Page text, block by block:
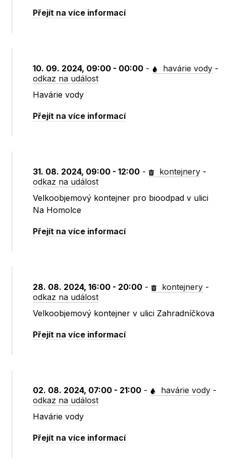
Přejít na více informací
10. 09. 2024, 09:00 - 00:00 - havárie vody -
odkaz na událost
Havárie vody
Přejít na více informací
31. 08. 2024, 09:00 - 12:00 - kontejnery -
odkaz na událost
Velkoobjemový kontejner pro bioodpad v ulici
Na Homolce
Přejít na více informací
28. 08. 2024, 16:00 - 20:00 - kontejnery -
odkaz na událost
Velkoobjemový kontejner v ulici Zahradníčkova
Přejít na více informací
02. 08. 2024, 07:00 - 21:00 - havárie vody -
odkaz na událost
Havárie vody
Přejít na více informací